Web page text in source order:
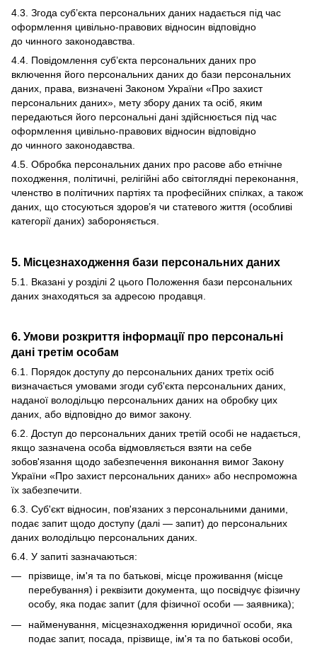
4.3. Згода суб’єкта персональних даних надається під час
оформлення цивільно-правових відносин відповідно
до чинного законодавства.
4.4. Повідомлення суб’єкта персональних даних про
включення його персональних даних до бази персональних
даних, права, визначені Законом України «Про захист
персональних даних», мету збору даних та осіб, яким
передаються його персональні дані здійснюється під час
оформлення цивільно-правових відносин відповідно
до чинного законодавства.
4.5. Обробка персональних даних про расове або етнічне
походження, політичні, релігійні або світоглядні переконання,
членство в політичних партіях та професійних спілках, а також
даних, що стосуються здоров’я чи статевого життя (особливі
категорії даних) забороняється.
5. Місцезнаходження бази персональних даних
5.1. Вказані у розділі 2 цього Положення бази персональних
даних знаходяться за адресою продавця.
6. Умови розкриття інформації про персональні
дані третім особам
6.1. Порядок доступу до персональних даних третіх осіб
визначається умовами згоди суб'єкта персональних даних,
наданої володільцю персональних даних на обробку цих
даних, або відповідно до вимог закону.
6.2. Доступ до персональних даних третій особі не надається,
якщо зазначена особа відмовляється взяти на себе
зобов'язання щодо забезпечення виконання вимог Закону
України «Про захист персональних даних» або неспроможна
їх забезпечити.
6.3. Суб'єкт відносин, пов'язаних з персональними даними,
подає запит щодо доступу (далі — запит) до персональних
даних володільцю персональних даних.
6.4. У запиті зазначаються:
прізвище, ім'я та по батькові, місце проживання (місце
перебування) і реквізити документа, що посвідчує фізичну
особу, яка подає запит (для фізичної особи — заявника);
найменування, місцезнаходження юридичної особи, яка
подає запит, посада, прізвище, ім'я та по батькові особи,